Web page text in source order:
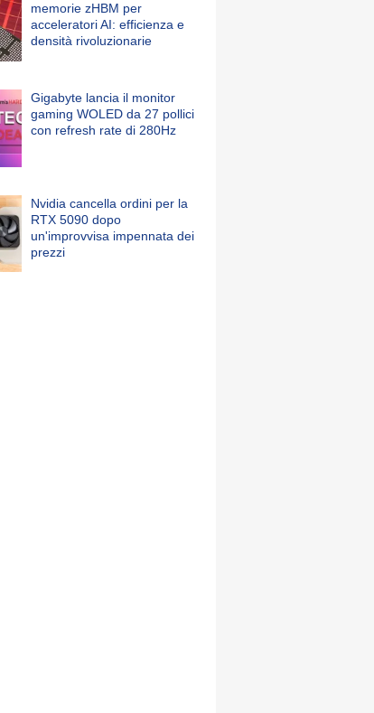
memorie zHBM per
acceleratori AI: efficienza e
densità rivoluzionarie
Gigabyte lancia il monitor
gaming WOLED da 27 pollici
con refresh rate di 280Hz
Nvidia cancella ordini per la
RTX 5090 dopo
un'improvvisa impennata dei
prezzi